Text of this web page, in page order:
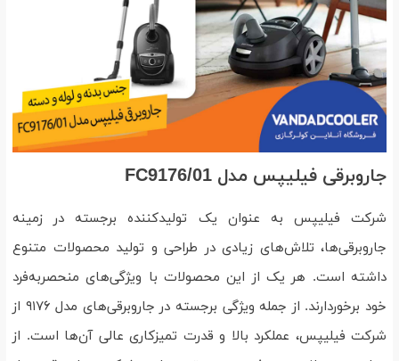
جاروبرقی فیلیپس مدل FC9176/01
شرکت فیلیپس به عنوان یک تولیدکننده برجسته در زمینه
جاروبرقی‌ها، تلاش‌های زیادی در طراحی و تولید محصولات متنوع
داشته است. هر یک از این محصولات با ویژگی‌های منحصربه‌فرد
خود برخوردارند. از جمله ویژگی برجسته در جاروبرقی‌های مدل ۹۱۷۶ از
شرکت فیلیپس، عملکرد بالا و قدرت تمیزکاری عالی آن‌ها است. از